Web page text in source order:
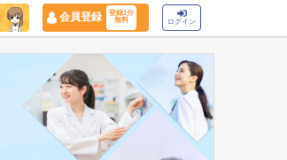
会員登録
登録1分
無料
ログイン